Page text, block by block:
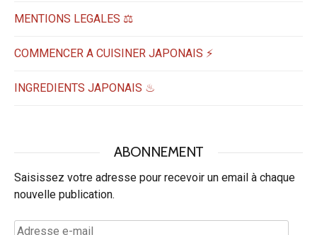
MENTIONS LEGALES ⚖️
COMMENCER A CUISINER JAPONAIS ⚡
INGREDIENTS JAPONAIS ♨
ABONNEMENT
Saisissez votre adresse pour recevoir un email à chaque
nouvelle publication.
Adresse